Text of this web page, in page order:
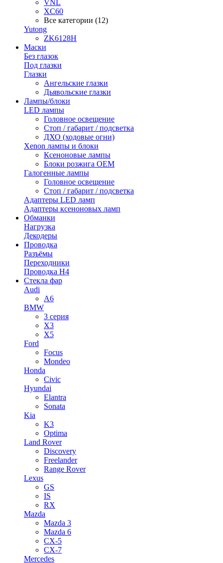
VNL
XC60
Все категории (12)
Yutong
ZK6128H
Маски
Без глазок
Под глазки
Глазки
Ангельские глазки
Дьявольские глазки
Лампы/блоки
LED лампы
Головное освещение
Стоп / габарит / подсветка
ДХО (ходовые огни)
Xenon лампы и блоки
Ксеноновые лампы
Блоки розжига OEM
Галогенные лампы
Головное освещение
Стоп / габарит / подсветка
Адаптеры LED ламп
Адаптеры ксеноновых ламп
Обманки
Нагрузка
Декодеры
Проводка
Разъёмы
Переходники
Проводка H4
Стекла фар
Audi
A6
BMW
3 серия
X3
X5
Ford
Focus
Mondeo
Honda
Civic
Hyundai
Elantra
Sonata
Kia
K3
Optima
Land Rover
Discovery
Freelander
Range Rover
Lexus
GS
IS
RX
Mazda
Mazda 3
Mazda 6
CX-5
CX-7
Mercedes